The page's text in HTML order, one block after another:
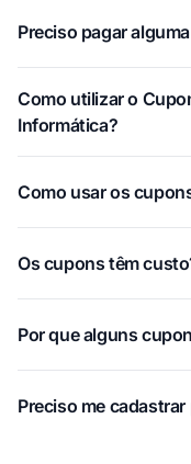
Preciso pagar
Como utilizar o
Informática?
Como usar os
Os cupons têm
Por que alguns
Preciso me